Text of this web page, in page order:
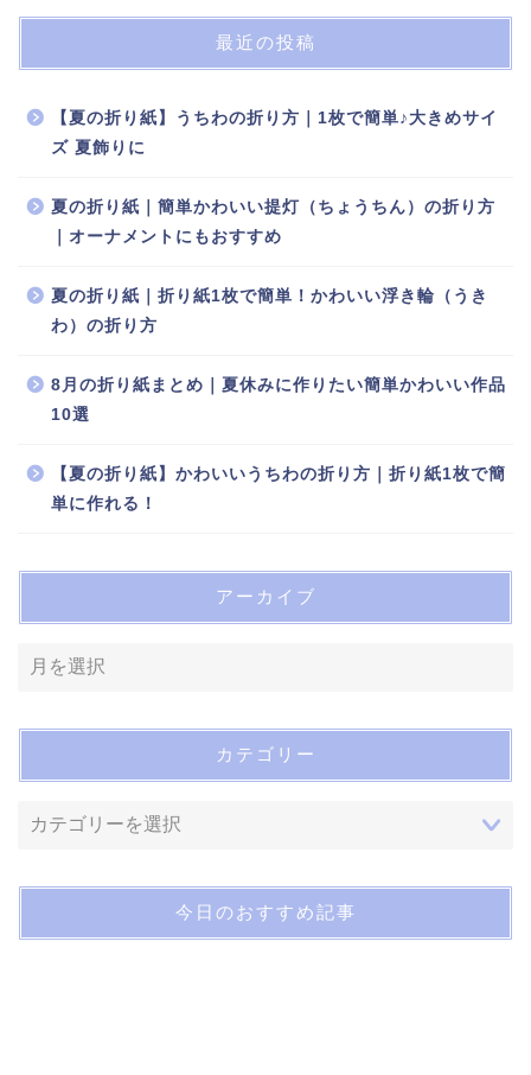
最近の投稿
【夏の折り紙】うちわの折り方｜1枚で簡単♪大きめサイ
ズ 夏飾りに
夏の折り紙｜簡単かわいい提灯（ちょうちん）の折り方
｜オーナメントにもおすすめ
夏の折り紙｜折り紙1枚で簡単！かわいい浮き輪（うき
わ）の折り方
8月の折り紙まとめ｜夏休みに作りたい簡単かわいい作品
10選
【夏の折り紙】かわいいうちわの折り方｜折り紙1枚で簡
単に作れる！
アーカイブ
カテゴリー
今日のおすすめ記事